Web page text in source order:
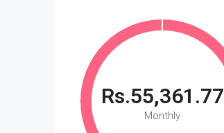
Rs.55,361.77
Monthly